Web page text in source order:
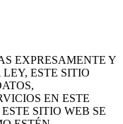
EXPRESAMENTE Y
ESTE SITIO
EN ESTE
SITIO WEB SE